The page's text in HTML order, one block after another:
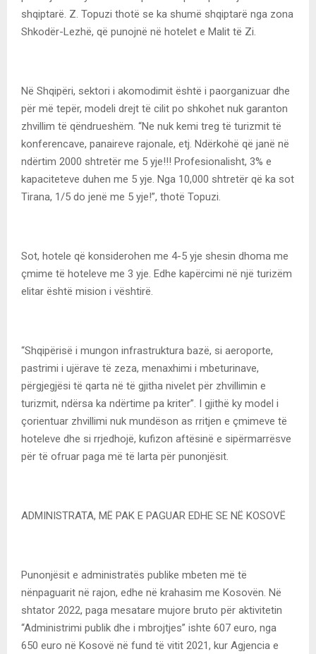
shqiptarë. Z. Topuzi thotë se ka shumë shqiptarë nga zona
Shkodër-Lezhë, që punojnë në hotelet e Malit të Zi.
Në Shqipëri, sektori i akomodimit është i paorganizuar dhe
për më tepër, modeli drejt të cilit po shkohet nuk garanton
zhvillim të qëndrueshëm. “Ne nuk kemi treg të turizmit të
konferencave, panaireve rajonale, etj. Ndërkohë që janë në
ndërtim 2000 shtretër me 5 yje!!! Profesionalisht, 3% e
kapaciteteve duhen me 5 yje. Nga 10,000 shtretër që ka sot
Tirana, 1/5 do jenë me 5 yje!”, thotë Topuzi.
Sot, hotele që konsiderohen me 4-5 yje shesin dhoma me
çmime të hoteleve me 3 yje. Edhe kapërcimi në një turizëm
elitar është mision i vështirë.
“Shqipërisë i mungon infrastruktura bazë, si aeroporte,
pastrimi i ujërave të zeza, menaxhimi i mbeturinave,
përgjegjësi të qarta në të gjitha nivelet për zhvillimin e
turizmit, ndërsa ka ndërtime pa kriter”. I gjithë ky model i
çorientuar zhvillimi nuk mundëson as rritjen e çmimeve të
hoteleve dhe si rrjedhojë, kufizon aftësinë e sipërmarrësve
për të ofruar paga më të larta për punonjësit.
ADMINISTRATA, MË PAK E PAGUAR EDHE SE NË KOSOVË
Punonjësit e administratës publike mbeten më të
nënpaguarit në rajon, edhe në krahasim me Kosovën. Në
shtator 2022, paga mesatare mujore bruto për aktivitetin
“Administrimi publik dhe i mbrojtjes” ishte 607 euro, nga
650 euro në Kosovë në fund të vitit 2021, kur Agjencia e